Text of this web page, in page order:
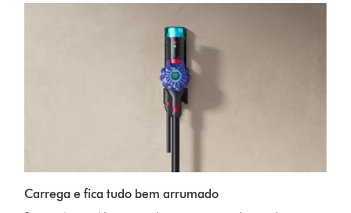
Carrega e fica tudo bem arrumado